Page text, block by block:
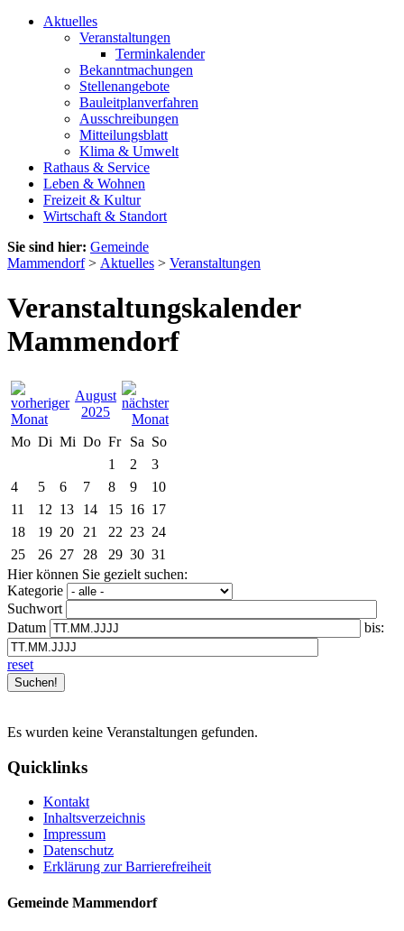
Aktuelles
Veranstaltungen
Terminkalender
Bekanntmachungen
Stellenangebote
Bauleitplanverfahren
Ausschreibungen
Mitteilungsblatt
Klima & Umwelt
Rathaus & Service
Leben & Wohnen
Freizeit & Kultur
Wirtschaft & Standort
Sie sind hier: Gemeinde
Mammendorf> Aktuelles > Veranstaltungen
Veranstaltungskalender
Mammendorf
August
2025
Mo Di Mi Do Fr Sa So
1
2
3
4
5 6 7 8 9
10
11
12 13 14 15 16 17
18
19 20 21 22 23 24
25
26 27 28 29 30 31
Hier können Sie gezielt suchen:
Kategorie
Suchwort
Datum
bis:
reset
Es wurden keine Veranstaltungen gefunden.
Quicklinks
Kontakt
Inhaltsverzeichnis
Impressum
Datenschutz
Erklärung zur Barrierefreiheit
Gemeinde Mammendorf